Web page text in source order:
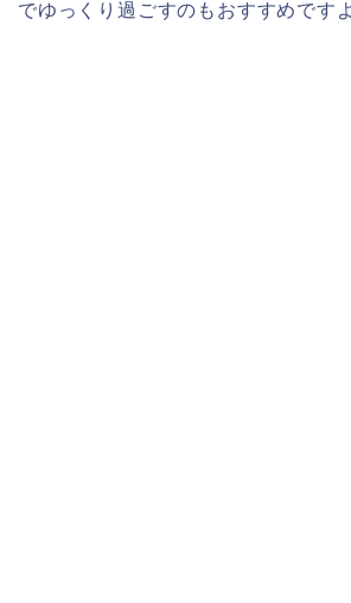
でゆっくり過ごすのもおすすめです